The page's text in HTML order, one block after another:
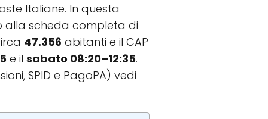
Italiane. In questa
alla scheda completa di
47.356 abitanti e il CAP
e il sabato 08:20–12:35.
SPID e PagoPA) vedi